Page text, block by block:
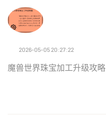
2026-05-05 20:27:22
魔兽世界珠宝加工升级攻略